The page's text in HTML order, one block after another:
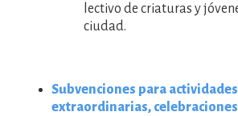
lectivo de criaturas y
ciudad.
Subvenciones para
extraordinarias,